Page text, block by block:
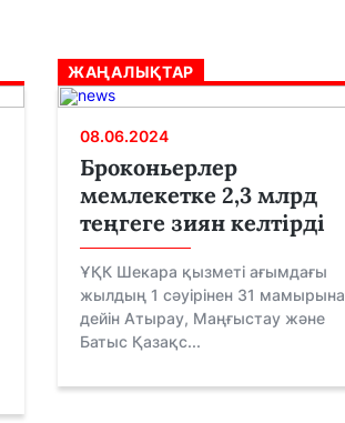
ЖАҢАЛЫҚТАР
08.06.2024
Броконьерлер
мемлекетке 2,3 млрд
теңгеге зиян келтірді
ҰҚК Шекара қызметі ағымдағы
жылдың 1 сәуірінен 31 мамырына
дейін Атырау, Маңғыстау және
Батыс Қазақс...